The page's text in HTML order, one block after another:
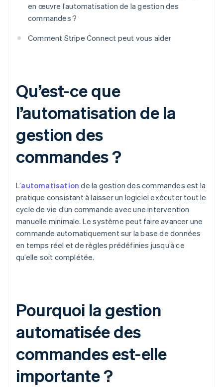
en œuvre l’automatisation de la gestion des
commandes ?
Comment Stripe Connect peut vous aider
Qu’est-ce que
l’automatisation de la
gestion des
commandes ?
L’automatisation de la gestion des commandes est la
pratique consistant à laisser un logiciel exécuter tout le
cycle de vie d’un commande avec une intervention
manuelle minimale. Le système peut faire avancer une
commande automatiquement sur la base de données
en temps réel et de règles prédéfinies jusqu’à ce
qu’elle soit complétée.
Pourquoi la gestion
automatisée des
commandes est-elle
importante ?